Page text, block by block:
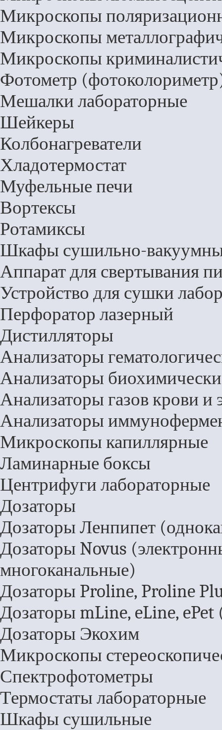
Микроскопы
Микроскопы
Микроскопы
Фотометр
Мешалки лабораторные
Шейкеры
Колбонагреватели
Хладотермостат
Муфельные печи
Вортексы
Ротамиксы
Шкафы сушильно-
Аппарат для свертывания
Устройство для сушки
Перфоратор лазерный
Дистилляторы
Анализаторы
Анализаторы
Анализаторы газов крови и
Анализаторы
Микроскопы капиллярные
Ламинарные боксы
Центрифуги лабораторные
Дозаторы
Дозаторы Ленпипет
Дозаторы Novus
многоканальные)
Дозаторы Proline, Proline
Дозаторы mLine, eLine,
Дозаторы Экохим
Микроскопы
Спектрофотометры
Термостаты лабораторные
Шкафы сушильные